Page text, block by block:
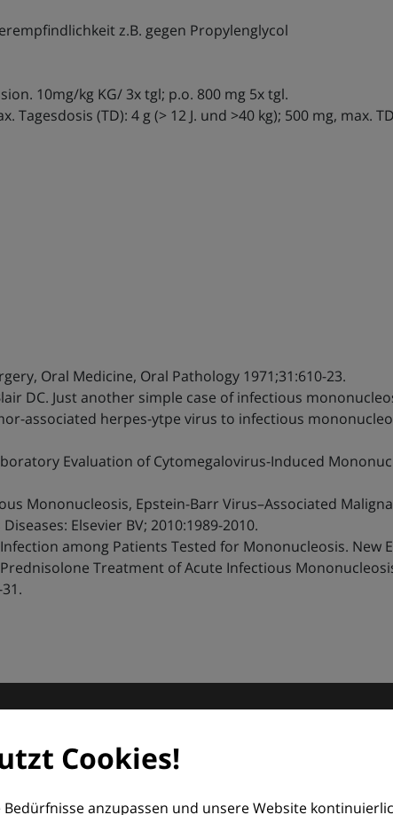
z.B. gegen Propylenglycol
10mg/kg KG/ 3x tgl; p.o. 800 mg 5x tgl.
(TD): 4 g (> 12 J. und >40 kg); 500 mg, max.
Oral Medicine, Oral Pathology 1971;31:610-23.
DC. Just another simple case of infectious
associated herpes-ytpe virus to infectious
Evaluation of Cytomegalovirus-Induced
Mononucleosis, Epstein-Barr Virus–Associated
Elsevier BV; 2010:1989-2010.
among Patients Tested for Mononucleosis. New
Treatment of Acute Infectious
Cookies!
anzupassen und unsere Website
(EDF) und Euroderm Excellence